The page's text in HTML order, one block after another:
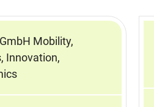
Mobility,
Innovation,